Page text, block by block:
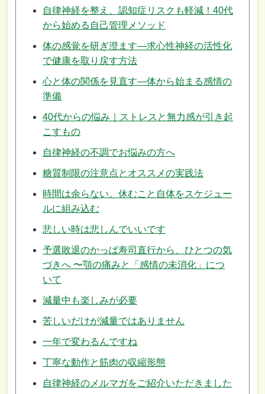
自律神経を整え、認知症リスクも軽減！40代
から始める自己管理メソッド
体の感覚を研ぎ澄ます—求心性神経の活性化
で健康を取り戻す方法
心と体の関係を見直す—体から始まる感情の
準備
40代からの悩み｜ストレスと無力感が引き起
こすもの
自律神経の不調でお悩みの方へ
糖質制限の注意点とオススメの実践法
時間は余らない。休むこと自体をスケジュー
ルに組み込む
悲しい時は悲しんでいいです
予選敗退のかっぱ寿司直行から、ひとつの気
づきへ 〜顎の痛みと「感情の未消化」につ
いて
減量中も楽しみが必要
苦しいだけが減量ではありません
一年で変わるんですね
丁寧な動作と筋肉の収縮形態
自律神経のメルマガをご紹介いただきました